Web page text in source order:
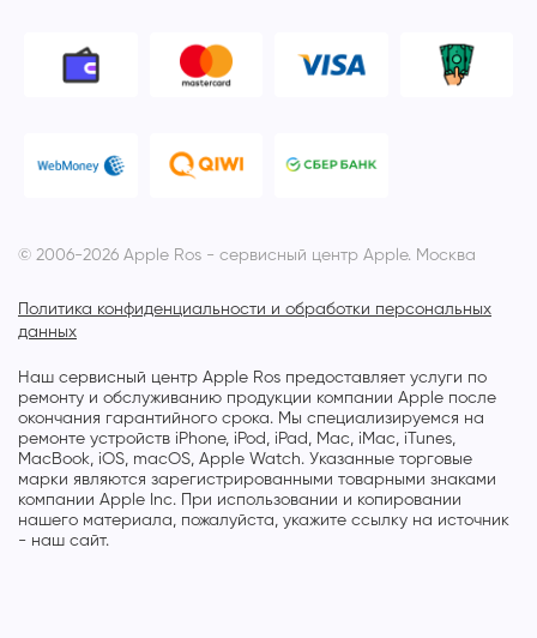
© 2006-2026 Apple Ros - сервисный центр Apple. Москва
Наш сервисный центр Apple Ros предоставляет услуги по
ремонту и обслуживанию продукции компании Apple после
окончания гарантийного срока. Мы специализируемся на
ремонте устройств iPhone, iPod, iPad, Mac, iMac, iTunes,
MacBook, iOS, macOS, Apple Watch. Указанные торговые
марки являются зарегистрированными товарными знаками
компании Apple Inc. При использовании и копировании
нашего материала, пожалуйста, укажите ссылку на источник
- наш сайт.
Политика конфиденциальности и обработки персональных
данных